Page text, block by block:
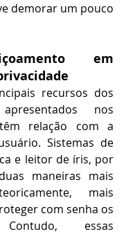
demorar um pouco
em
recursos dos
nos
relação com a
Sistemas de
e leitor de íris, por
maneiras mais
mais
com senha os
Contudo, essas